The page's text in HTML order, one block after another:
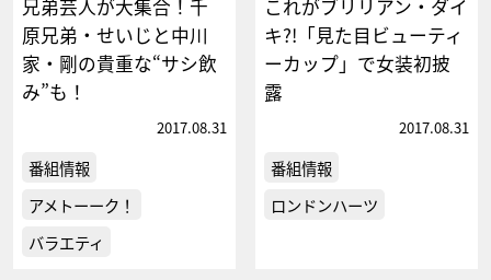
兄弟芸人が大集合！千
原兄弟・せいじと中川
家・剛の貴重な“サシ飲
み”も！
2017.08.31
番組情報
アメトーーク！
バラエティ
これがブリリアン・ダイ
キ?!「見た目ビューティ
ーカップ」で女装初披
露
2017.08.31
番組情報
ロンドンハーツ